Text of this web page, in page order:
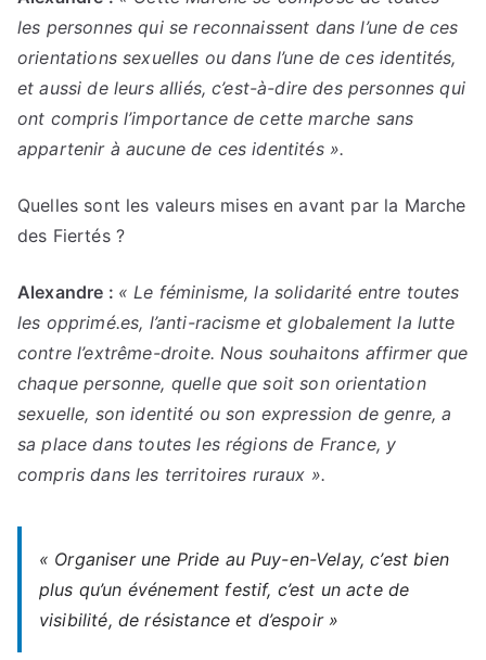
les personnes qui se reconnaissent dans l’une de ces
orientations sexuelles ou dans l’une de ces identités,
et aussi de leurs alliés, c’est-à-dire des personnes qui
ont compris l’importance de cette marche sans
appartenir à aucune de ces identités ».
Quelles sont les valeurs mises en avant par la Marche
des Fiertés ?
Alexandre : « Le féminisme, la solidarité entre toutes
les opprimé.es, l’anti-racisme et globalement la lutte
contre l’extrême-droite. Nous souhaitons affirmer que
chaque personne, quelle que soit son orientation
sexuelle, son identité ou son expression de genre, a
sa place dans toutes les régions de France, y
compris dans les territoires ruraux ».
« Organiser une Pride au Puy-en-Velay, c’est bien
plus qu’un événement festif, c’est un acte de
visibilité, de résistance et d’espoir »